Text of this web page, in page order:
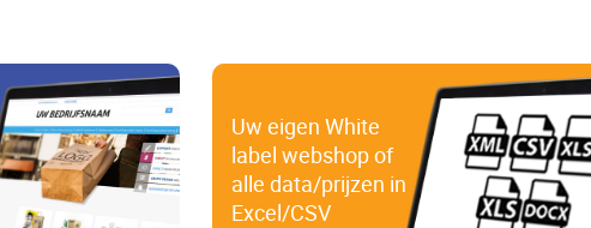
Uw eigen White
label webshop of
alle data/prijzen in
Excel/CSV